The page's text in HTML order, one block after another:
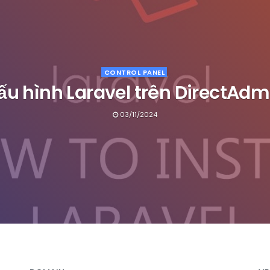
CONTROL PANEL
hình Laravel trên
03/11/2024